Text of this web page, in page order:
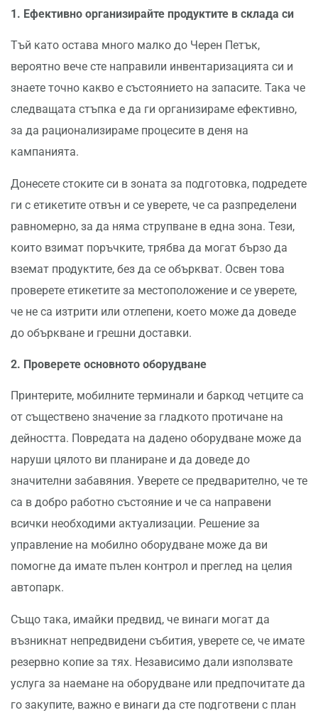
1. Ефективно организирайте продуктите в склада си
Тъй като остава много малко до Черен Петък,
вероятно вече сте направили инвентаризацията си и
знаете точно какво е състоянието на запасите. Така че
следващата стъпка е да ги организираме ефективно,
за да рационализираме процесите в деня на
кампанията.
Донесете стоките си в зоната за подготовка, подредете
ги с етикетите отвън и се уверете, че са разпределени
равномерно, за да няма струпване в една зона. Тези,
които взимат поръчките, трябва да могат бързо да
вземат продуктите, без да се объркват. Освен това
проверете етикетите за местоположение и се уверете,
че не са изтрити или отлепени, което може да доведе
до объркване и грешни доставки.
2. Проверете основното оборудване
Принтерите, мобилните терминали и баркод четците са
от съществено значение за гладкото протичане на
дейността. Повредата на дадено оборудване може да
наруши цялото ви планиране и да доведе до
значителни забавяния. Уверете се предварително, че те
са в добро работно състояние и че са направени
всички необходими актуализации. Решение за
управление на мобилно оборудване може да ви
помогне да имате пълен контрол и преглед на целия
автопарк.
Също така, имайки предвид, че винаги могат да
възникнат непредвидени събития, уверете се, че имате
резервно копие за тях. Независимо дали използвате
услуга за наемане на оборудване или предпочитате да
го закупите, важно е винаги да сте подготвени с план